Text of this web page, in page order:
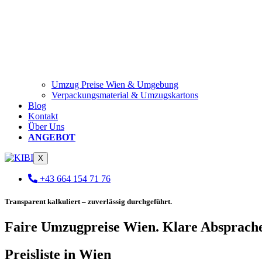
Umzug Preise Wien & Umgebung
Verpackungsmaterial & Umzugskartons
Blog
Kontakt
Über Uns
ANGEBOT
X
+43 664 154 71 76
Transparent kalkuliert – zuverlässig durchgeführt.
Faire Umzugpreise Wien. Klare
Preisliste in Wien